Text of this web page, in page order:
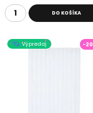
DO KOŠÍKA
Výpredaj -20